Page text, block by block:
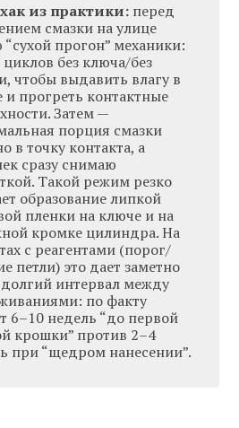
из практики: перед
смазки на улице
прогон” механики:
циклов без ключа/без
чтобы выдавить влагу в
и прогреть контактные
Затем —
порция смазки
в точку контакта, а
сразу снимаю
Такой режим резко
образование липкой
пленки на ключе и на
кромке цилиндра. На
с реагентами (порог/
петли) это дает заметно
долгий интервал между
по факту
6–10 недель “до первой
крошки” против 2–4
при “щедром нанесении”.